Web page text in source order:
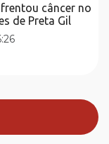
câncer no
de Preta Gil